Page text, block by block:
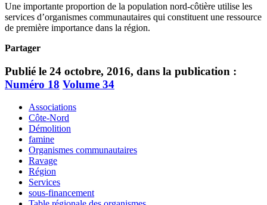
Une importante proportion de la population nord-côtière utilise les
services d’organismes communautaires qui constituent une ressource
de première importance dans la région.
Partager
Publié le 24 octobre, 2016, dans la publication :
Numéro 18 Volume 34
Associations
Côte-Nord
Démolition
famine
Organismes communautaires
Ravage
Région
Services
sous-financement